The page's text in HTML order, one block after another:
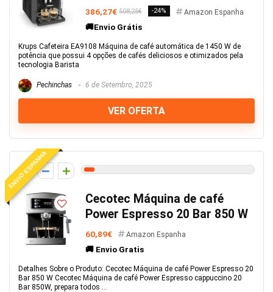
386,27€ 508,25€ -24% Amazon Espanha
🚚Envio Grátis
Krups Cafeteira EA9108 Máquina de café automática de 1450 W de
potência que possui 4 opções de cafés deliciosos e otimizados pela
tecnologia Barista
Pechinchas 6 de Setembro, 2025
VER OFERTA
ENVIO ESPANHA
3
Cecotec Máquina de café
Power Espresso 20 Bar 850 W
60,89€ Amazon Espanha
🚚 Envio Gratis
Detalhes Sobre o Produto: Cecotec Máquina de café Power Espresso 20
Bar 850 W Cecotec Máquina de café Power Espresso cappuccino 20
Bar 850W, prepara todos ...